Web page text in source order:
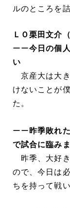
ルのところを
ＬＯ栗田文介
ーー今日の個
い
京産大は大
けないことが
た。
ーー昨季敗れ
で試合に臨み
昨季、大好
ので、今日は
ちを持って戦